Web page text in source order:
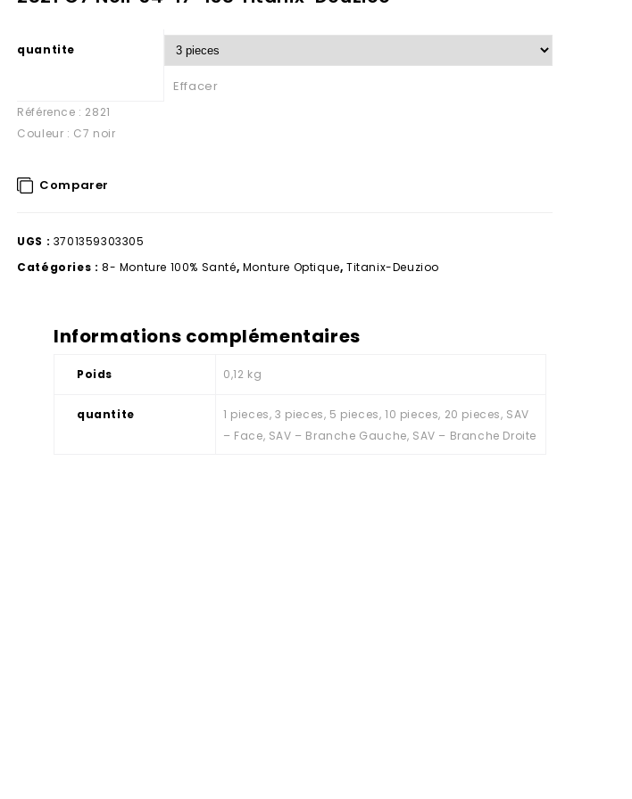
quantite
Effacer
Référence : 2821
Couleur : C7 noir
Comparer
UGS : 3701359303305
Catégories : 8- Monture 100% Santé, Monture Optique,Titanix-Deuzioo
Informations complémentaires
Poids 0,12 kg
quantite
1 pieces, 3 pieces, 5 pieces, 10 pieces, 20 pieces, SAV
– Face, SAV – Branche Gauche, SAV – Branche Droite